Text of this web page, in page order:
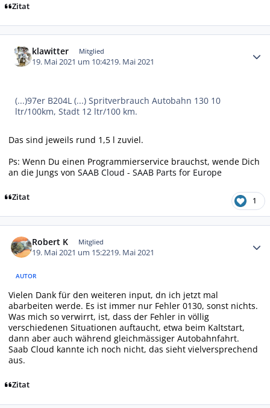
Zitat
klawitter Mitglied
19. Mai 2021 um 10:4219. Mai 2021
(...)97er B204L (...) Spritverbrauch Autobahn 130 10
ltr/100km, Stadt 12 ltr/100 km.
Das sind jeweils rund 1,5 l zuviel.
Ps: Wenn Du einen Programmierservice brauchst, wende Dich
an die Jungs von SAAB Cloud - SAAB Parts for Europe
Zitat 1
Robert K Mitglied
19. Mai 2021 um 15:2219. Mai 2021
AUTOR
Vielen Dank für den weiteren input, dn ich jetzt mal
abarbeiten werde. Es ist immer nur Fehler 0130, sonst nichts.
Was mich so verwirrt, ist, dass der Fehler in völlig
verschiedenen Situationen auftaucht, etwa beim Kaltstart,
dann aber auch während gleichmässiger Autobahnfahrt.
Saab Cloud kannte ich noch nicht, das sieht vielversprechend
aus.
Zitat